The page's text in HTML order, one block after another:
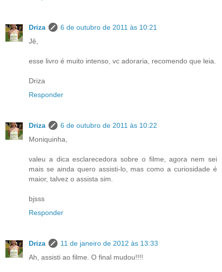
Driza
6 de outubro de 2011 às 10:21
Jê,
esse livro é muito intenso, vc adoraria, recomendo que leia.
Driza
Responder
Driza
6 de outubro de 2011 às 10:22
Moniquinha,
valeu a dica esclarecedora sobre o filme, agora nem sei
mais se ainda quero assisti-lo, mas como a curiosidade é
maior, talvez o assista sim.
bjsss
Responder
Driza
11 de janeiro de 2012 às 13:33
Ah, assisti ao filme. O final mudou!!!!